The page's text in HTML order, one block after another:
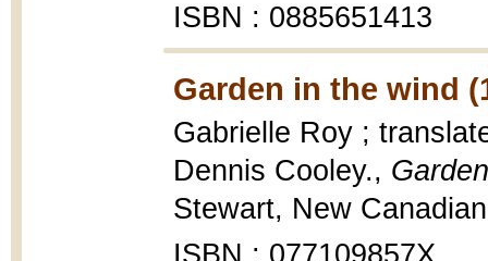
ISBN : 0885651413
Garden in the wind
Gabrielle Roy ;
Dennis Cooley.,
Stewart, New
ISBN : 077109857X